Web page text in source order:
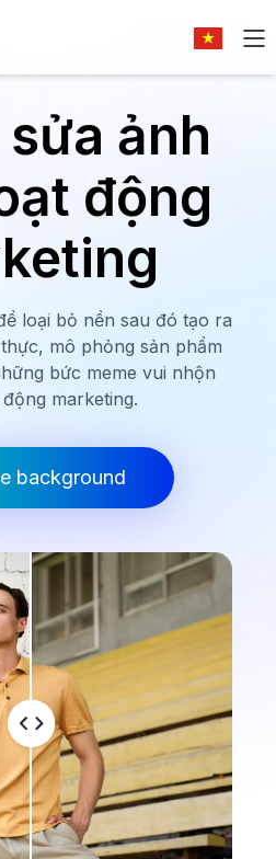
ảnh
động
loại bỏ nền sau đó tạo ra
mô phỏng sản phẩm
bức meme vui nhộn
marketing.
background